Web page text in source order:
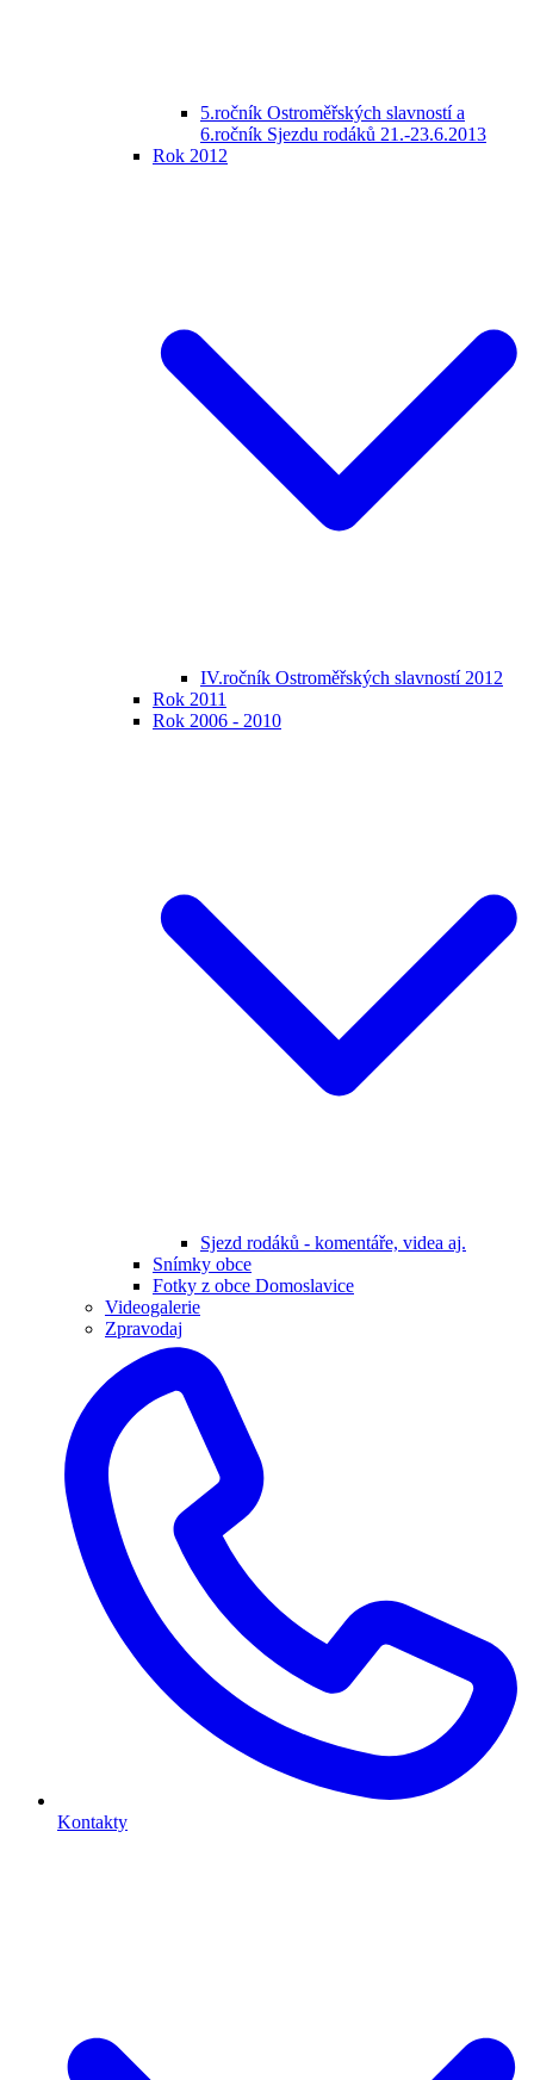
5.ročník Ostroměřských slavností a
6.ročník Sjezdu rodáků 21.-23.6.2013
Rok 2012
IV.ročník Ostroměřských slavností 2012
Rok 2011
Rok 2006 - 2010
Sjezd rodáků - komentáře, videa aj.
Snímky obce
Fotky z obce Domoslavice
Videogalerie
Zpravodaj
Kontakty